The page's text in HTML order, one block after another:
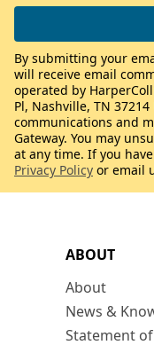
ABOUT
About
News &
Statement
By submitting your
will receive email
operated by
Pl, Nashville, TN
communications and
Gateway. You may
at any time. If you
Privacy Policy or email